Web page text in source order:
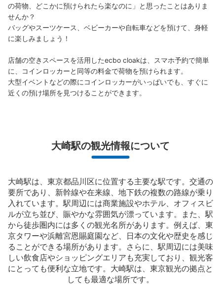
保管できる荷物数
大:10 / ¥700中 :10/ ¥500小:11/ ¥400
支払い方法
JR大崎駅駅から徒歩0分
本日の営業時間:05:00〜01:00
大崎駅の南改札口から入って右側の1、2番線ホーム行きエ
スカレーターの横に設置、営業時間は始発から終電
の荷物、どこかに預けられたら楽なのに」と思ったことはありま
せんか？
バッグやスーツケース、ベビーカーや自転車などを預けて、身軽
に楽しみましょう！
店舗の空きスペースを活用したecbo cloakは、スマホ予約で簡単
に、コインロッカーと同等の料金で荷物を預けられます。
大型イベントなどの際にコインロッカーがいっぱいでも、すぐに
近くの預け場所を見つけることができます。
大崎駅の観光情報について
大崎駅は、東京都品川区に位置する主要な駅です。交通の
要所であり、新幹線や在来線、地下鉄の複数の路線が乗り
入れています。駅周辺には商業施設やホテル、オフィスビ
ルが立ち並び、賑やかな雰囲気が漂っています。また、駅
から徒歩圏内には多くの観光名所があります。例えば、東
京タワーや浜離宮恩賜庭園など、日本の文化や歴史を感じ
ることができる場所があります。さらに、駅周辺には美味
しい飲食店やショッピングエリアも充実しており、観光客
にとっても便利な立地です。大崎駅は、東京観光の拠点と
しても最適な場所です。